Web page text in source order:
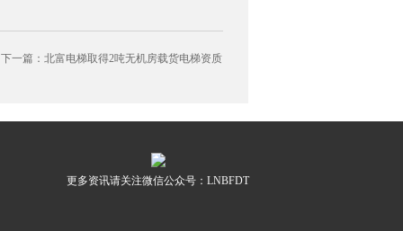
下一篇：北富电梯取得2吨无机房载货电梯资质
更多资讯请关注微信公众号：LNBFDT